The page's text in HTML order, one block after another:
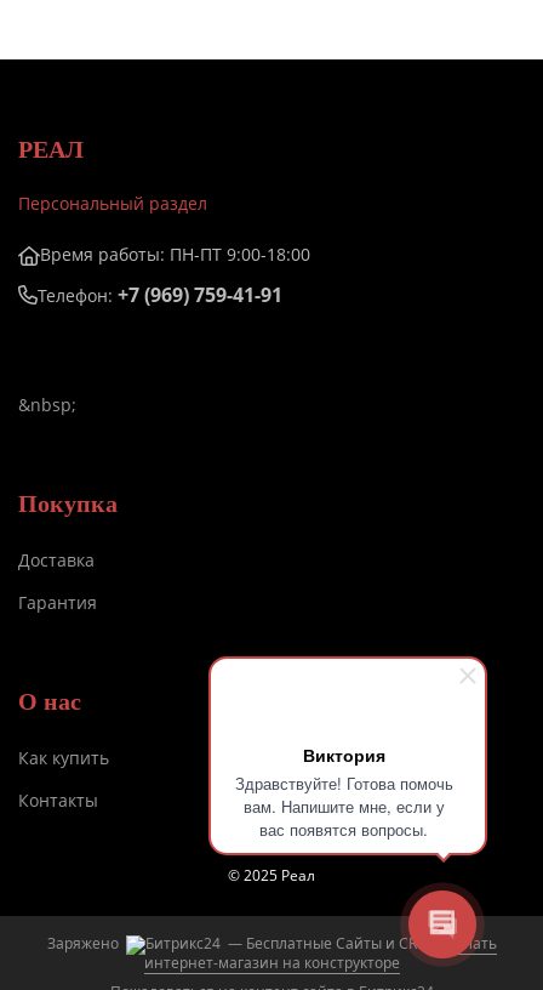
Виктория
Здравствуйте! Готова помочь
вам. Напишите мне, если у
вас появятся вопросы.
РЕАЛ
Персональный раздел
Время работы: ПН-ПТ 9:00-18:00
Телефон: +7 (969) 759-41-91
&nbsp;
Покупка
Доставка
Гарантия
О нас
Как купить
Контакты
© 2025 Реал
Заряжено — Бесплатные Сайты и CRM.
Сделать
интернет-магазин на конструкторе